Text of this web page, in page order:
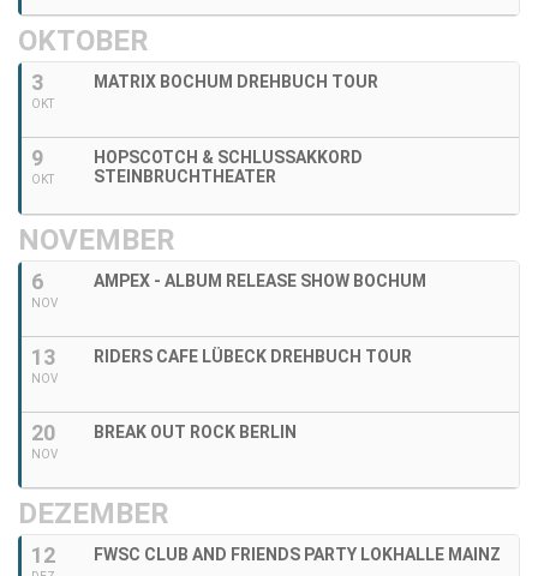
OKTOBER
3
OKT
MATRIX BOCHUM DREHBUCH TOUR
9
OKT
HOPSCOTCH & SCHLUSSAKKORD
STEINBRUCHTHEATER
NOVEMBER
6
NOV
AMPEX - ALBUM RELEASE SHOW BOCHUM
13
NOV
RIDERS CAFE LÜBECK DREHBUCH TOUR
20
NOV
BREAK OUT ROCK BERLIN
DEZEMBER
12 FWSC CLUB AND FRIENDS PARTY LOKHALLE MAINZ